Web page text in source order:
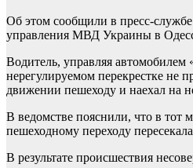
Об этом сообщили в пресс-
управления МВД Украины в
Водитель, управляя автомобилем
нерегулируемом перекрестке не
движении пешеходу и наехал на
В ведомстве пояснили, что в тот
пешеходному переходу
В результате происшествия